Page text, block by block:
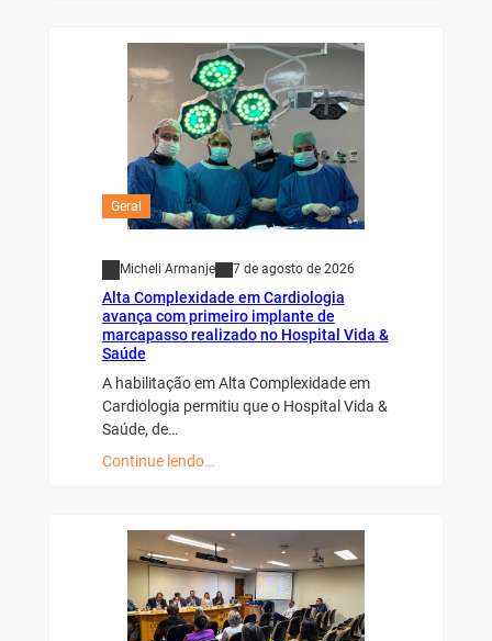
Geral
Micheli Armanje 7 de agosto de 2026
Alta Complexidade em Cardiologia
avança com primeiro implante de
marcapasso realizado no Hospital Vida &
Saúde
A habilitação em Alta Complexidade em
Cardiologia permitiu que o Hospital Vida &
Saúde, de…
Continue lendo…